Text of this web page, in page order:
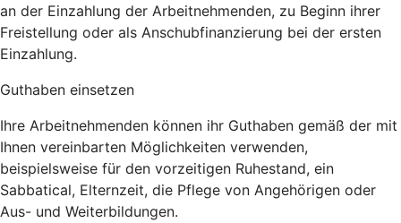
an der Einzahlung der Arbeitnehmenden, zu Beginn ihrer
Freistellung oder als Anschubfinanzierung bei der ersten
Einzahlung.
Guthaben einsetzen
Ihre Arbeitnehmenden können ihr Guthaben gemäß der mit
Ihnen vereinbarten Möglichkeiten verwenden,
beispielsweise für den vorzeitigen Ruhestand, ein
Sabbatical, Elternzeit, die Pflege von Angehörigen oder
Aus- und Weiterbildungen.